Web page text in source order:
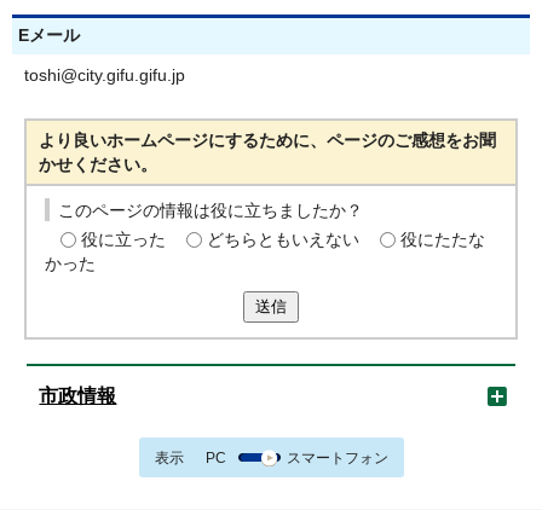
Eメール
toshi@city.gifu.gifu.jp
より良いホームページにするために、ページのご感想をお聞
かせください。
このページの情報は役に立ちましたか？
役に立った
どちらともいえない
役にたたな
かった
送信
市政情報
表示 PC スマートフォン